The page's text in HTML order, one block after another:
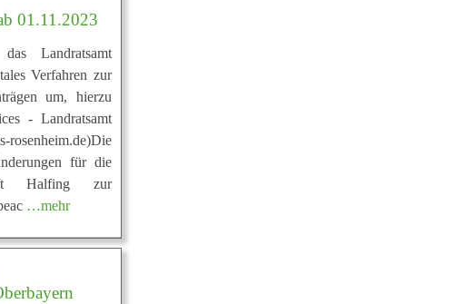
01.11.2023
Landratsamt
Verfahren zur
um, hierzu
- Landratsamt
für die
Halfing zur
…mehr